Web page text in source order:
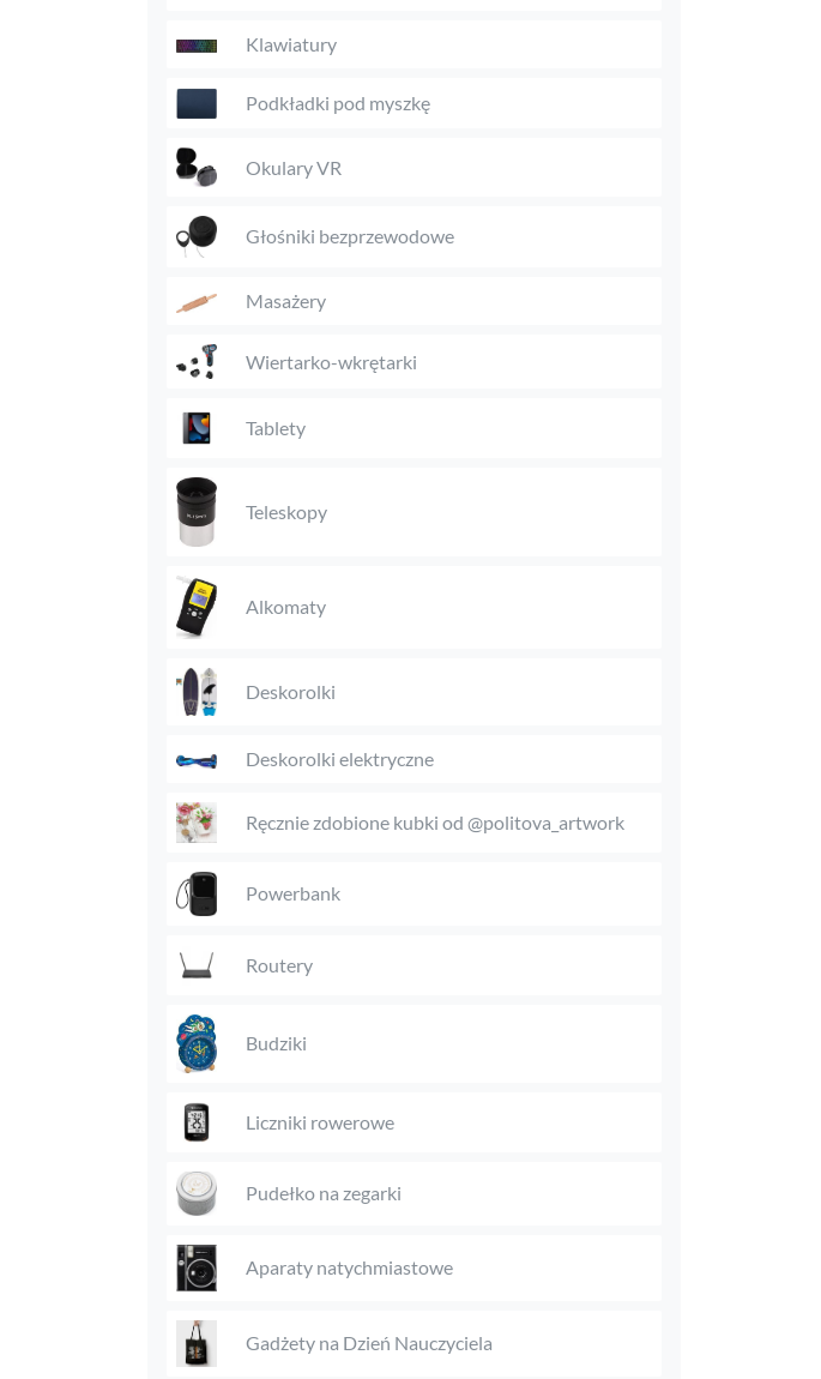
Klawiatury
Podkładki pod myszkę
Okulary VR
Głośniki bezprzewodowe
Masażery
Wiertarko-wkrętarki
Tablety
Teleskopy
Alkomaty
Deskorolki
Deskorolki elektryczne
Ręcznie zdobione kubki od @politova_artwork
Powerbank
Routery
Budziki
Liczniki rowerowe
Pudełko na zegarki
Aparaty natychmiastowe
Gadżety na Dzień Nauczyciela